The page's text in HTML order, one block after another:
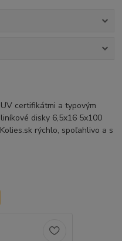
certifikátmi a typovým
disky 6,5x16 5x100
rýchlo, spoľahlivo a s